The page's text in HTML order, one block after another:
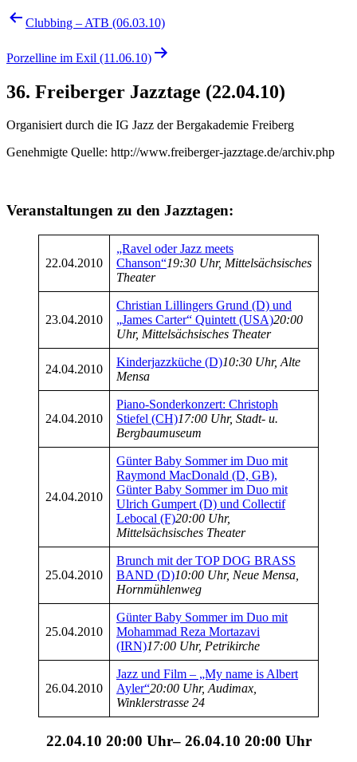
Beitragsnavigation
Clubbing – ATB (06.03.10)
Porzelline im Exil (11.06.10)
36. Freiberger Jazztage (22.04.10)
Organisiert durch die IG Jazz der Bergakademie Freiberg
Genehmigte Quelle: http://www.freiberger-jazztage.de/archiv.php
Veranstaltungen zu den Jazztagen:
22.04.2010
„Ravel oder Jazz meets
Chanson“19:30 Uhr, Mittelsächsisches
Theater
23.04.2010
Christian Lillingers Grund (D) und
„James Carter“ Quintett (USA)20:00
Uhr, Mittelsächsisches Theater
24.04.2010
Kinderjazzküche (D)10:30 Uhr, Alte
Mensa
24.04.2010
Piano-Sonderkonzert: Christoph
Stiefel (CH)17:00 Uhr, Stadt- u.
Bergbaumuseum
24.04.2010
Günter Baby Sommer im Duo mit
Raymond MacDonald (D, GB),
Günter Baby Sommer im Duo mit
Ulrich Gumpert (D) und Collectif
Lebocal (F)20:00 Uhr,
Mittelsächsisches Theater
25.04.2010
Brunch mit der TOP DOG BRASS
BAND (D)10:00 Uhr, Neue Mensa,
Hornmühlenweg
25.04.2010
Günter Baby Sommer im Duo mit
Mohammad Reza Mortazavi
(IRN)17:00 Uhr, Petrikirche
26.04.2010
Jazz und Film – „My name is Albert
Ayler“20:00 Uhr, Audimax,
Winklerstrasse 24
22.04.10 20:00 Uhr– 26.04.10 20:00 Uhr